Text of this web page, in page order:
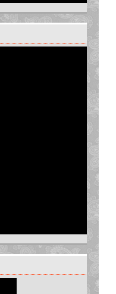
cuối cùng. (khi nút